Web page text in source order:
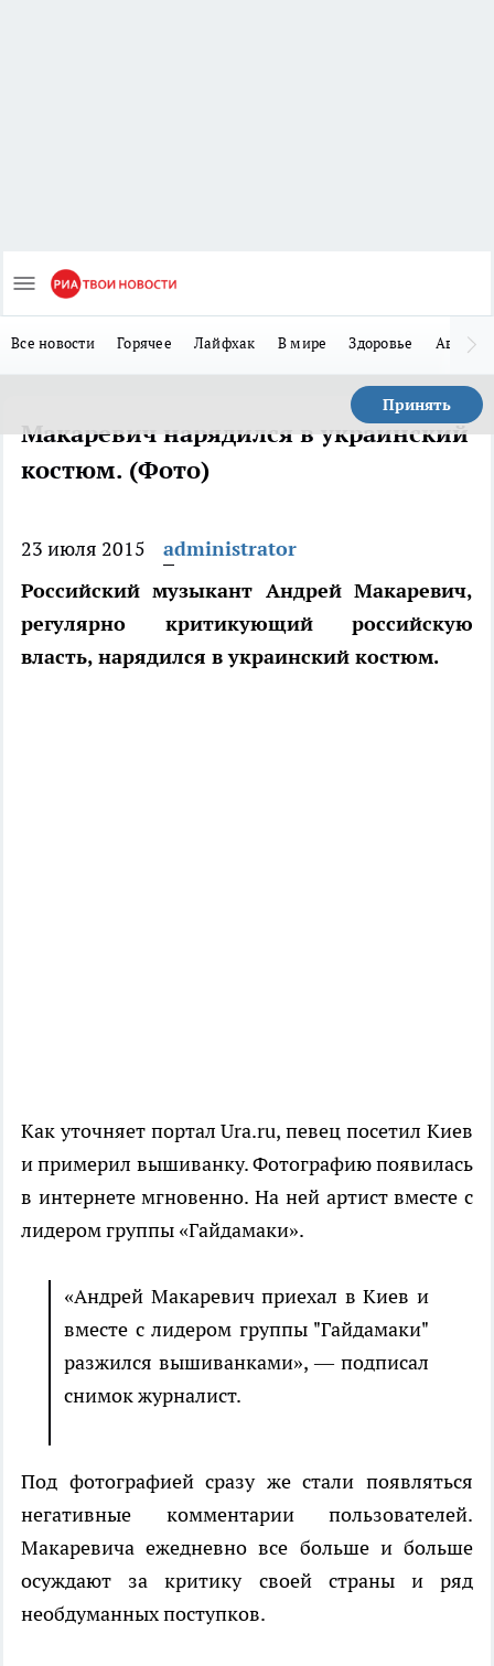
Все новости Горячее Лайфхак В мире Здоровье Авто
Принять
Макаревич нарядился в украинский
костюм. (Фото)
23 июля 2015
administrator
Российский музыкант Андрей Макаревич,
регулярно критикующий российскую
власть, нарядился в украинский костюм.
Как уточняет портал Ura.ru, певец посетил Киев
и примерил вышиванку. Фотографию появилась
в интернете мгновенно. На ней артист вместе с
лидером группы «Гайдамаки».
«Андрей Макаревич приехал в Киев и
вместе с лидером группы "Гайдамаки"
разжился вышиванками», — подписал
снимок журналист.
Под фотографией сразу же стали появляться
негативные комментарии пользователей.
Макаревича ежедневно все больше и больше
осуждают за критику своей страны и ряд
необдуманных поступков.